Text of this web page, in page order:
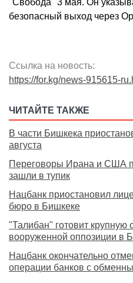
"Свобода" 3 мая. Он
безопасный выход через
Ссылка на новость:
https://for.kg/news-915615-
ЧИТАЙТЕ ТАКЖЕ
В части Бишкека
августа
Переговоры Ирана и США
зашли в тупик
Нацбанк приостановил
бюро в Бишкеке
"Талибан" готовит крупную
вооруженной оппозиции в
Нацбанк окончательно
операции банков с